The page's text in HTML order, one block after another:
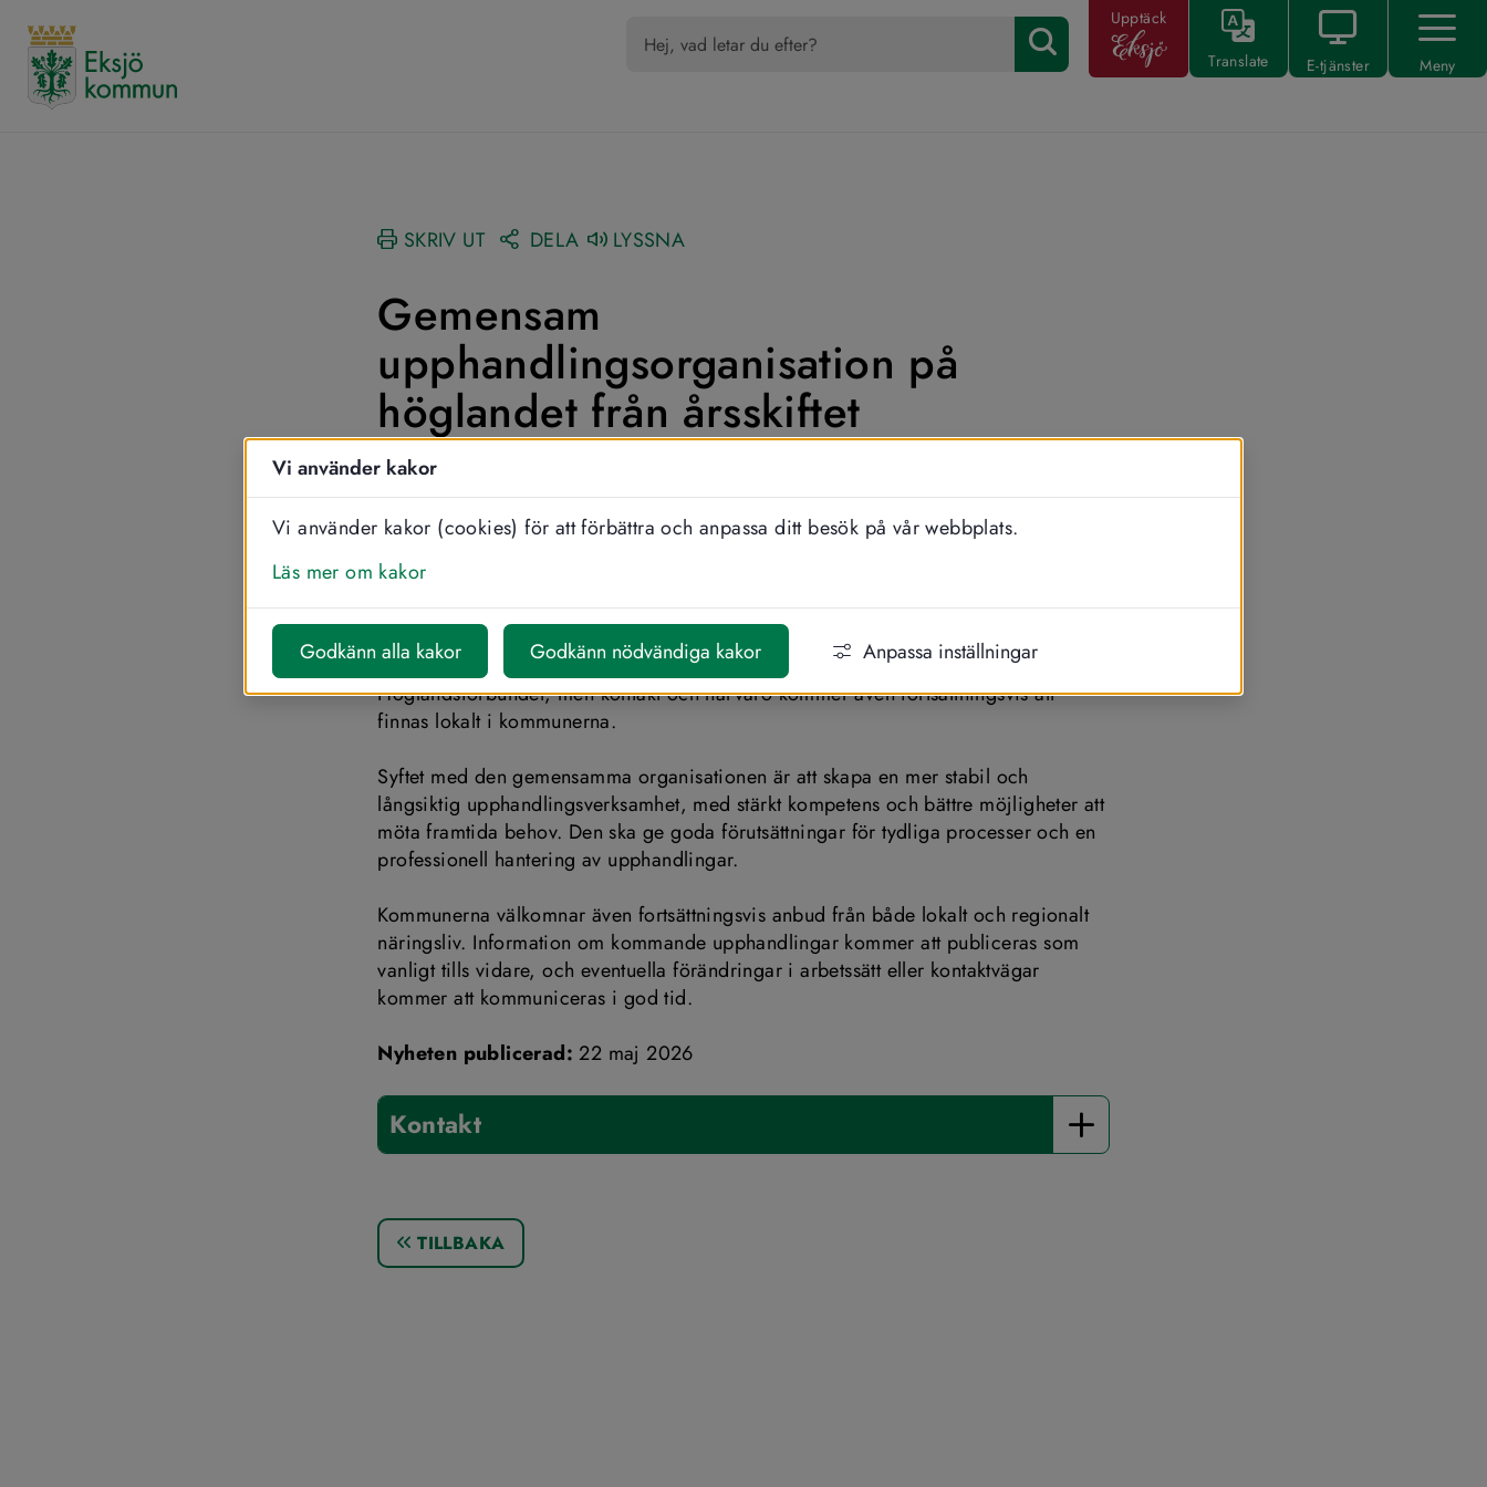
Vi använder kakor
Vi använder kakor (cookies) för att förbättra och anpassa ditt besök på vår webbplats.
Läs mer om kakor
Godkänn alla kakor Godkänn nödvändiga kakor Anpassa inställningar
SKRIV UT DELA LYSSNA
Gemensam
upphandlingsorganisation på
höglandet från årsskiftet
Aneby, Eksjö, Nässjö och Sävsjö kommuner och
Höglandsförbundet har tillsammans beslutat att bilda en gemensam
upphandlingsorganisation från och med 1 januari 2027,
organiserad under Höglandsförbundet.
För dig som är leverantör eller företagare innebär förändringen i nuläget ingen
direkt påverkan. Upphandlingsverksamheten kommer att samordnas inom
Höglandsförbundet, men kontakt och närvaro kommer även fortsättningsvis att
finnas lokalt i kommunerna.
Syftet med den gemensamma organisationen är att skapa en mer stabil och
långsiktig upphandlingsverksamhet, med stärkt kompetens och bättre möjligheter att
möta framtida behov. Den ska ge goda förutsättningar för tydliga processer och en
professionell hantering av upphandlingar.
Kommunerna välkomnar även fortsättningsvis anbud från både lokalt och regionalt
näringsliv. Information om kommande upphandlingar kommer att publiceras som
vanligt tills vidare, och eventuella förändringar i arbetssätt eller kontaktvägar
kommer att kommuniceras i god tid.
Nyheten publicerad: 22 maj 2026
Kontakt
TILLBAKA
Upptäck
Meny
Translate E-tjänster